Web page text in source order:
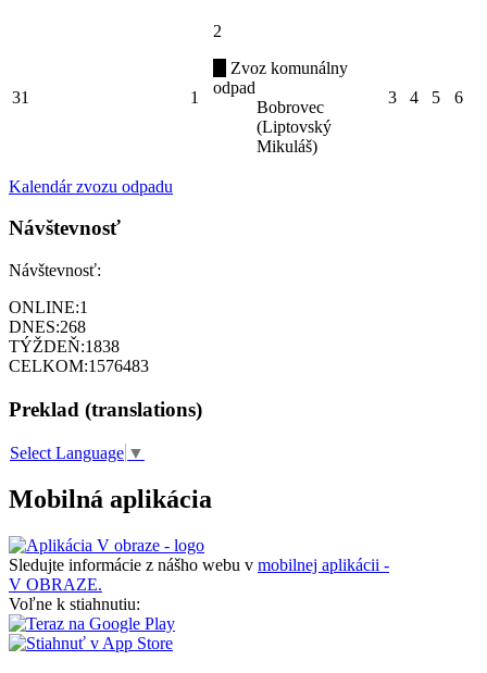
31 1
2
Zvoz komunálny
odpad
Bobrovec
(Liptovský
Mikuláš)
3 4 5 6
Kalendár zvozu odpadu
Návštevnosť
Návštevnosť:
ONLINE:1
DNES:268
TÝŽDEŇ:1838
CELKOM:1576483
Preklad (translations)
Select Language ▼
Mobilná aplikácia
Sledujte informácie z nášho webu v mobilnej aplikácii -
V OBRAZE.
Voľne k stiahnutiu: